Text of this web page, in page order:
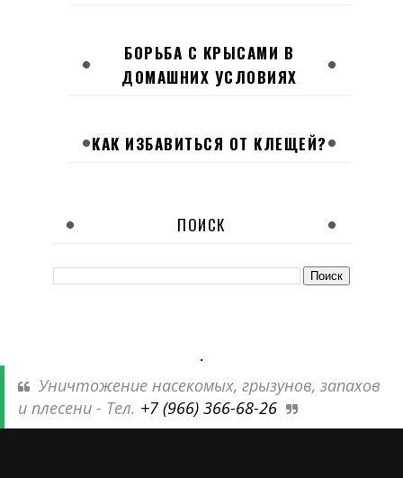
БОРЬБА С КРЫСАМИ В
ДОМАШНИХ УСЛОВИЯХ
КАК ИЗБАВИТЬСЯ ОТ КЛЕЩЕЙ?
ПОИСК
.
Уничтожение насекомых, грызунов, запахов
и плесени - Тел. +7 (966) 366-68-26